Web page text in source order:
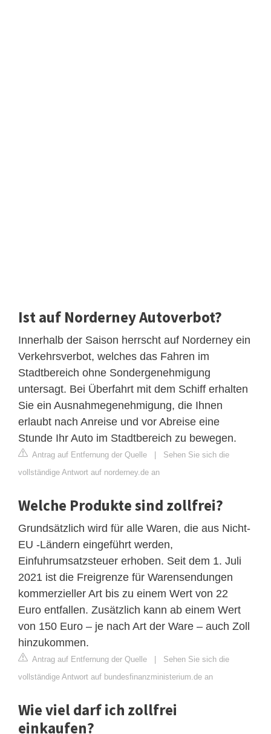
Ist auf Norderney Autoverbot?
Innerhalb der Saison herrscht auf Norderney ein
Verkehrsverbot, welches das Fahren im
Stadtbereich ohne Sondergenehmigung
untersagt. Bei Überfahrt mit dem Schiff erhalten
Sie ein Ausnahmegenehmigung, die Ihnen
erlaubt nach Anreise und vor Abreise eine
Stunde Ihr Auto im Stadtbereich zu bewegen.
Antrag auf Entfernung der Quelle | Sehen Sie sich die
vollständige Antwort auf norderney.de an
Welche Produkte sind zollfrei?
Grundsätzlich wird für alle Waren, die aus Nicht-
EU -Ländern eingeführt werden,
Einfuhrumsatzsteuer erhoben. Seit dem 1. Juli
2021 ist die Freigrenze für Warensendungen
kommerzieller Art bis zu einem Wert von 22
Euro entfallen. Zusätzlich kann ab einem Wert
von 150 Euro – je nach Art der Ware – auch Zoll
hinzukommen.
Antrag auf Entfernung der Quelle | Sehen Sie sich die
vollständige Antwort auf bundesfinanzministerium.de an
Wie viel darf ich zollfrei
einkaufen?